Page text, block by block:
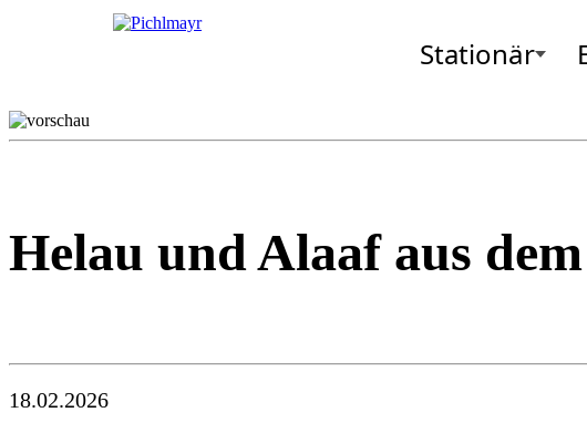
Allgemeines
Komfort-Zimmer
Stationär
· Senioren-Zentrum Zolling
Helau und Alaaf aus
18.02.2026